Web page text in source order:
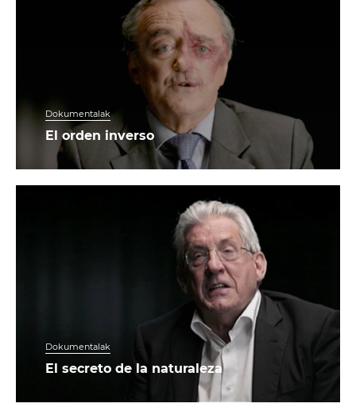
Dokumentalak
El orden inverso
Dokumentalak
El secreto de la naturaleza